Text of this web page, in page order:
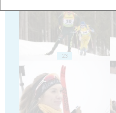
23